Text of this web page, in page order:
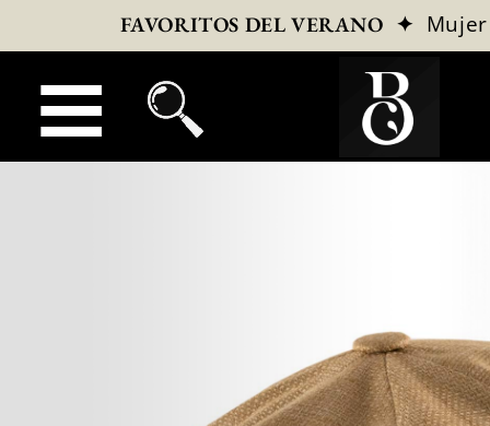
FAVORITOS DEL VERANO ✦ Mujer